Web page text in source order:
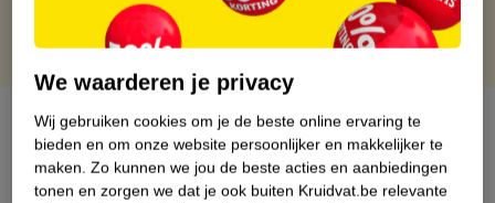
Over dit product
Productinformatie
We waarderen je privacy
Wij gebruiken cookies om je de beste online ervaring te
bieden en om onze website persoonlijker en makkelijker te
maken. Zo kunnen we jou de beste acties en aanbiedingen
tonen en zorgen we dat je ook buiten Kruidvat.be relevante